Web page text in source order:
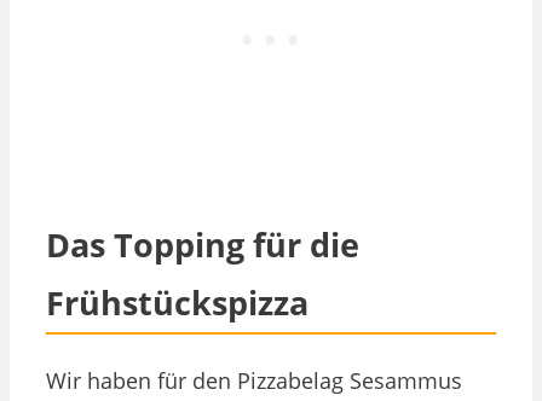
Das Topping für die
Frühstückspizza
Wir haben für den Pizzabelag Sesammus